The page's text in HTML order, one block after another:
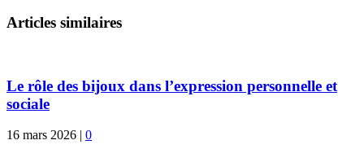
Articles similaires
Le rôle des bijoux dans l’expression personnelle et
sociale
16 mars 2026 | 0